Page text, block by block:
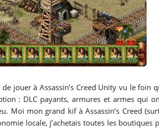
jouer à Assassin’s Creed Unity vu le foin
: DLC payants, armures et armes qui
Moi mon grand kif à Assassin’s Creed
locale, j’achetais toutes les boutiques